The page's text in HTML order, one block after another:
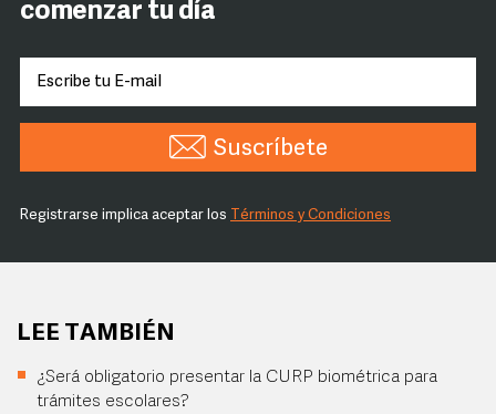
comenzar tu día
Suscríbete
Registrarse implica aceptar los Términos y Condiciones
LEE TAMBIÉN
¿Será obligatorio presentar la CURP biométrica para
trámites escolares?